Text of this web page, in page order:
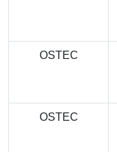
OSTEC
OSTEC